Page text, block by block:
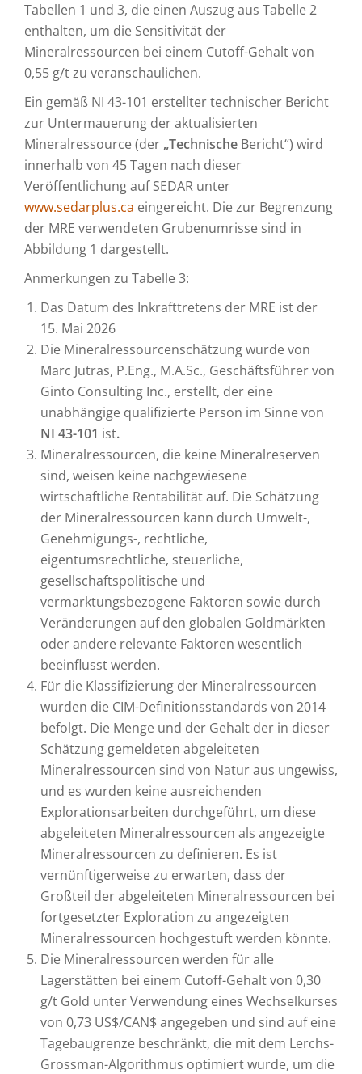
Tabellen 1 und 3, die einen Auszug aus Tabelle 2
enthalten, um die Sensitivität der
Mineralressourcen bei einem Cutoff-Gehalt von
0,55 g/t zu veranschaulichen.
Ein gemäß NI 43-101 erstellter technischer Bericht
zur Untermauerung der aktualisierten
Mineralressource (der „Technische Bericht“) wird
innerhalb von 45 Tagen nach dieser
Veröffentlichung auf SEDAR unter
www.sedarplus.ca eingereicht. Die zur Begrenzung
der MRE verwendeten Grubenumrisse sind in
Abbildung 1 dargestellt.
Anmerkungen zu Tabelle 3:
Das Datum des Inkrafttretens der MRE ist der
15. Mai 2026
Die Mineralressourcenschätzung wurde von
Marc Jutras, P.Eng., M.A.Sc., Geschäftsführer von
Ginto Consulting Inc., erstellt, der eine
unabhängige qualifizierte Person im Sinne von
NI 43-101 ist.
Mineralressourcen, die keine Mineralreserven
sind, weisen keine nachgewiesene
wirtschaftliche Rentabilität auf. Die Schätzung
der Mineralressourcen kann durch Umwelt-,
Genehmigungs-, rechtliche,
eigentumsrechtliche, steuerliche,
gesellschaftspolitische und
vermarktungsbezogene Faktoren sowie durch
Veränderungen auf den globalen Goldmärkten
oder andere relevante Faktoren wesentlich
beeinflusst werden.
Für die Klassifizierung der Mineralressourcen
wurden die CIM-Definitionsstandards von 2014
befolgt. Die Menge und der Gehalt der in dieser
Schätzung gemeldeten abgeleiteten
Mineralressourcen sind von Natur aus ungewiss,
und es wurden keine ausreichenden
Explorationsarbeiten durchgeführt, um diese
abgeleiteten Mineralressourcen als angezeigte
Mineralressourcen zu definieren. Es ist
vernünftigerweise zu erwarten, dass der
Großteil der abgeleiteten Mineralressourcen bei
fortgesetzter Exploration zu angezeigten
Mineralressourcen hochgestuft werden könnte.
Die Mineralressourcen werden für alle
Lagerstätten bei einem Cutoff-Gehalt von 0,30
g/t Gold unter Verwendung eines Wechselkurses
von 0,73 US$/CAN$ angegeben und sind auf eine
Tagebaugrenze beschränkt, die mit dem Lerchs-
Grossman-Algorithmus optimiert wurde, um die